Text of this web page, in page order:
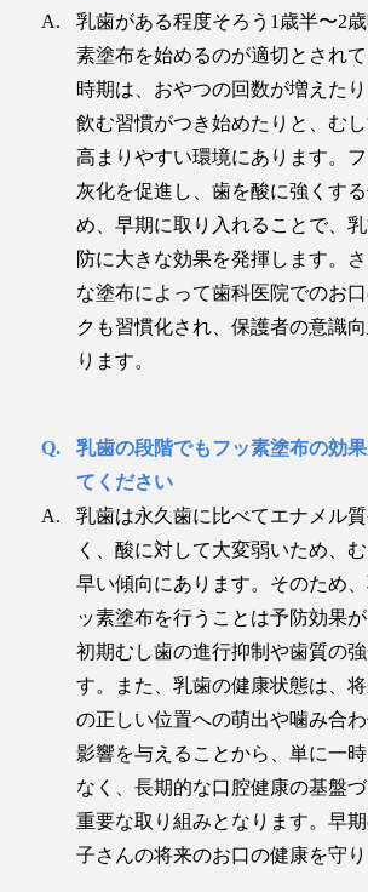
乳歯がある程度そろう1歳半〜2
素塗布を始めるのが適切とされ
時期は、おやつの回数が増えた
飲む習慣がつき始めたりと、む
高まりやすい環境にあります。
灰化を促進し、歯を酸に強くす
め、早期に取り入れることで、
防に大きな効果を発揮します。
な塗布によって歯科医院でのお
クも習慣化され、保護者の意識
ります。
乳歯の段階でもフッ素塗布の効
てください
乳歯は永久歯に比べてエナメル
く、酸に対して大変弱いため、
早い傾向にあります。そのため
ッ素塗布を行うことは予防効果が
初期むし歯の進行抑制や歯質の
す。また、乳歯の健康状態は、
の正しい位置への萌出や噛み合
影響を与えることから、単に一
なく、長期的な口腔健康の基盤
重要な取り組みとなります。早
子さんの将来のお口の健康を守り